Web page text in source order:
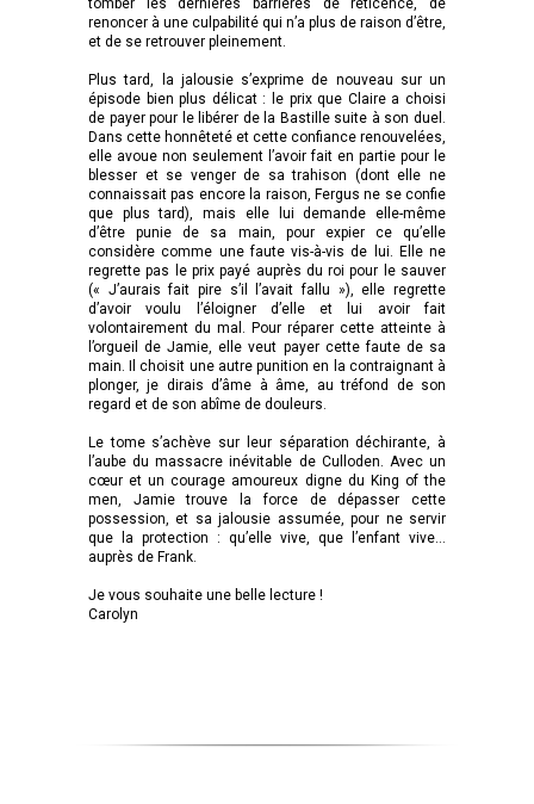
tomber les dernières barrières de réticence, de
renoncer à une culpabilité qui n’a plus de raison d’être,
et de se retrouver pleinement.
Plus tard, la jalousie s’exprime de nouveau sur un
épisode bien plus délicat : le prix que Claire a choisi
de payer pour le libérer de la Bastille suite à son duel.
Dans cette honnêteté et cette confiance renouvelées,
elle avoue non seulement l’avoir fait en partie pour le
blesser et se venger de sa trahison (dont elle ne
connaissait pas encore la raison, Fergus ne se confie
que plus tard), mais elle lui demande elle-même
d’être punie de sa main, pour expier ce qu’elle
considère comme une faute vis-à-vis de lui. Elle ne
regrette pas le prix payé auprès du roi pour le sauver
(« J’aurais fait pire s’il l’avait fallu »), elle regrette
d’avoir voulu l’éloigner d’elle et lui avoir fait
volontairement du mal. Pour réparer cette atteinte à
l’orgueil de Jamie, elle veut payer cette faute de sa
main. Il choisit une autre punition en la contraignant à
plonger, je dirais d’âme à âme, au tréfond de son
regard et de son abîme de douleurs.
Le tome s’achève sur leur séparation déchirante, à
l’aube du massacre inévitable de Culloden. Avec un
cœur et un courage amoureux digne du King of the
men, Jamie trouve la force de dépasser cette
possession, et sa jalousie assumée, pour ne servir
que la protection : qu’elle vive, que l’enfant vive…
auprès de Frank.
Je vous souhaite une belle lecture !
Carolyn